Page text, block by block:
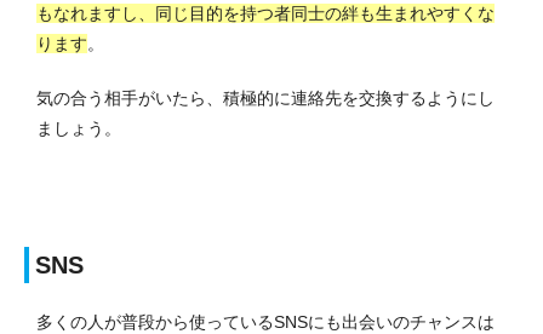
もなれますし、同じ目的を持つ者同士の絆も生まれやすくな
ります。
気の合う相手がいたら、積極的に連絡先を交換するようにし
ましょう。
SNS
多くの人が普段から使っているSNSにも出会いのチャンスは